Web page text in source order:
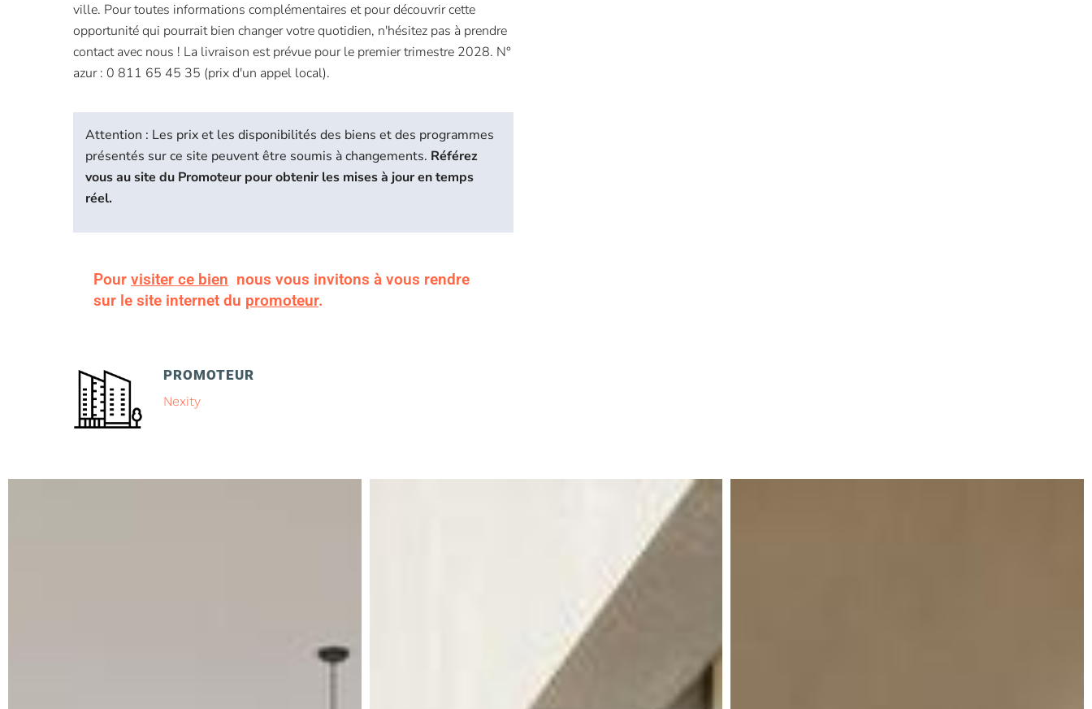
ville. Pour toutes informations complémentaires et pour découvrir cette
opportunité qui pourrait bien changer votre quotidien, n'hésitez pas à prendre
contact avec nous ! La livraison est prévue pour le premier trimestre 2028. N°
azur : 0 811 65 45 35 (prix d'un appel local).
Attention : Les prix et les disponibilités des biens et des programmes
présentés sur ce site peuvent être soumis à changements. Référez
vous au site du Promoteur pour obtenir les mises à jour en temps
réel.
Pour visiter ce bien nous vous invitons à vous rendre
sur le site internet du promoteur.
PROMOTEUR
Nexity